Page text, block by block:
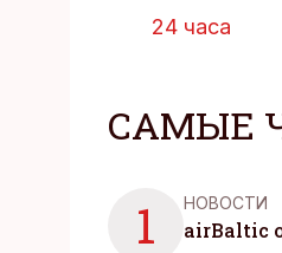
24 часа
САМЫЕ
1 НОВОСТИ
airBaltic